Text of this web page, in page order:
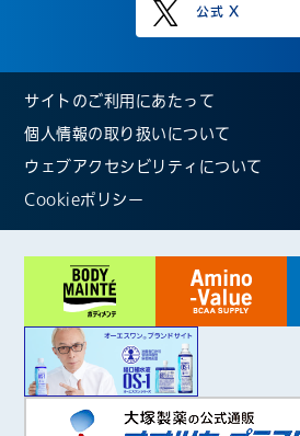
公式 X
サイトのご利用にあたって
個人情報の取り扱いについて
ウェブアクセシビリティについて
Cookieポリシー